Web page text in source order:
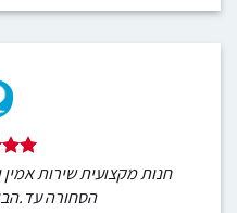
חנות מקצועית שירות
הסחורה